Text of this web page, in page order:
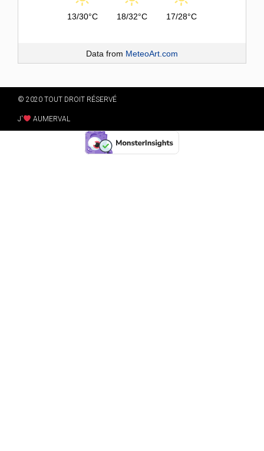
13/30°C 18/32°C 17/28°C
Data from MeteoArt.com
© 2020 TOUT DROIT RÉSERVÉ
J' AUMERVAL